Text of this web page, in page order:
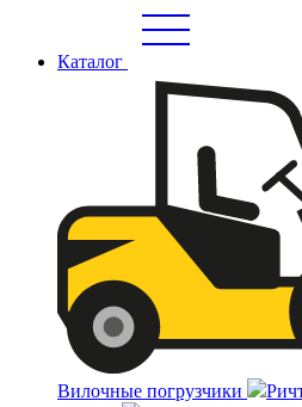
Каталог
Вилочные погрузчики